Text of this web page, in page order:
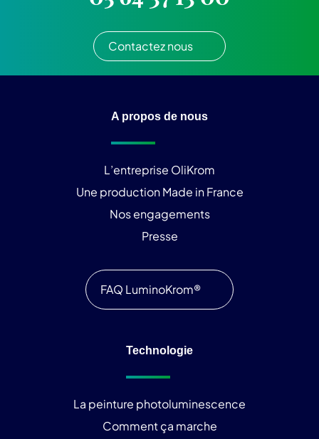
Contactez nous
A propos de nous
L’entreprise OliKrom
Une production Made in France
Nos engagements
Presse
FAQ LuminoKrom®
Technologie
La peinture photoluminescence
Comment ça marche